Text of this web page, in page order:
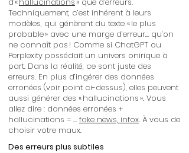
Techniquement, c’est inhérent à leurs
modèles, qui génèrent du texte « le plus
probable » avec une marge d’erreur… qu’on
ne connaît pas ! Comme si ChatGPT ou
Perplexity possédait un univers onirique à
part. Dans la réalité, ce sont juste des
erreurs. En plus d’ingérer des données
erronées (voir point ci-dessus), elles peuvent
aussi générer des « hallucinations ». Vous
allez dire : données erronées +
hallucinations = … fake news, infox. À vous de
choisir votre maux.
Des erreurs plus subtiles